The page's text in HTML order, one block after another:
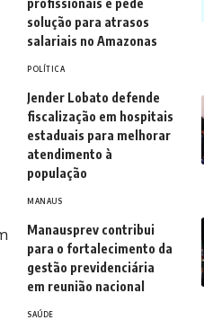
solução para atrasos
salariais no Amazonas
POLÍTICA
Jender Lobato defende
fiscalização em hospitais
estaduais para melhorar
atendimento à
população
MANAUS
Manausprev contribui
para o fortalecimento da
gestão previdenciária
em reunião nacional
SAÚDE